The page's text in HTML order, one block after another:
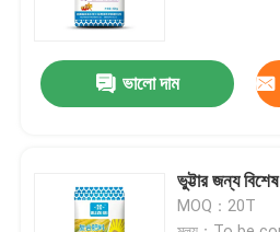
যোগাযোগ করুন
খবর
ইউরিয়া
ভালো দাম
ভুট্টার জন্য
MOQ：20T